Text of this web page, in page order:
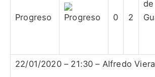
Progreso 0 2
22/01/2020 – 21:30 – Alfredo Viera